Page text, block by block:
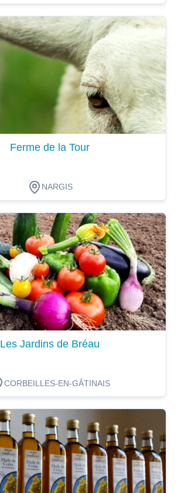
Ferme de la Tour
NARGIS
Les Jardins de Bréau
CORBEILLES-EN-GÂTINAIS